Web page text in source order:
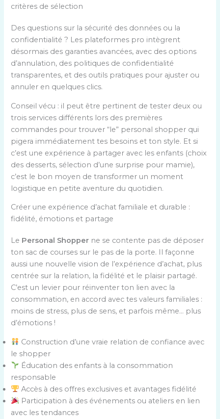
critères de sélection
Des questions sur la sécurité des données ou la
confidentialité ? Les plateformes pro intègrent
désormais des garanties avancées, avec des options
d’annulation, des politiques de confidentialité
transparentes, et des outils pratiques pour ajuster ou
annuler en quelques clics.
Conseil vécu : il peut être pertinent de tester deux ou
trois services différents lors des premières
commandes pour trouver “le” personal shopper qui
pigera immédiatement tes besoins et ton style. Et si
c’est une expérience à partager avec les enfants (choix
des desserts, sélection d’une surprise pour mamie),
c’est le bon moyen de transformer un moment
logistique en petite aventure du quotidien.
Créer une expérience d’achat familiale et durable :
fidélité, émotions et partage
Le Personal Shopper ne se contente pas de déposer
ton sac de courses sur le pas de la porte. Il façonne
aussi une nouvelle vision de l’expérience d’achat, plus
centrée sur la relation, la fidélité et le plaisir partagé.
C’est un levier pour réinventer ton lien avec la
consommation, en accord avec tes valeurs familiales :
moins de stress, plus de sens, et parfois même… plus
d’émotions !
Construction d’une vraie relation de confiance avec
le shopper
Éducation des enfants à la consommation
responsable
Accès à des offres exclusives et avantages fidélité
Participation à des événements ou ateliers en lien
avec les tendances